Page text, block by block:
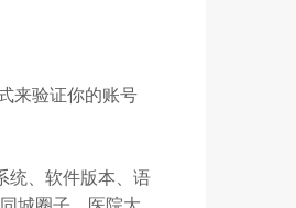
来验证你的账号
统、软件版本、语